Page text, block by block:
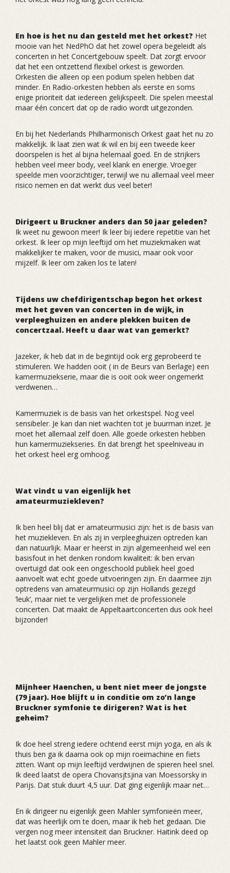
En hoe is het nu dan gesteld met het orkest? Het
mooie van het NedPhO dat het zowel opera begeleidt als
concerten in het Concertgebouw speelt. Dat zorgt ervoor
dat het een ontzettend flexibel orkest is geworden.
Orkesten die alleen op een podium spelen hebben dat
minder. En Radio-orkesten hebben als eerste en soms
enige prioriteit dat iedereen gelijkspeelt. Die spelen meestal
maar één concert dat op de radio wordt uitgezonden.
En bij het Nederlands Philharmonisch Orkest gaat het nu zo
makkelijk. Ik laat zien wat ik wil en bij een tweede keer
doorspelen is het al bijna helemaal goed. En de strijkers
hebben veel meer body, veel klank en energie. Vroeger
speelde men voorzichtiger, terwijl we nu allemaal veel meer
risico nemen en dat werkt dus veel beter!
Dirigeert u Bruckner anders dan 50 jaar geleden?
Ik weet nu gewoon meer! Ik leer bij iedere repetitie van het
orkest. Ik leer op mijn leeftijd om het muziekmaken wat
makkelijker te maken, voor de musici, maar ook voor
mijzelf. Ik leer om zaken los te laten!
Tijdens uw chefdirigentschap begon het orkest
met het geven van concerten in de wijk, in
verpleeghuizen en andere plekken buiten de
concertzaal. Heeft u daar wat van gemerkt?
Jazeker, ik heb dat in de begintijd ook erg geprobeerd te
stimuleren. We hadden ooit ( in de Beurs van Berlage) een
kamermuziekserie, maar die is ooit ook weer ongemerkt
verdwenen…
Kamermuziek is de basis van het orkestspel. Nog veel
sensibeler. Je kan dan niet wachten tot je buurman inzet. Je
moet het allemaal zelf doen. Alle goede orkesten hebben
hun kamermuziekseries. En dat brengt het speelniveau in
het orkest heel erg omhoog.
Wat vindt u van eigenlijk het
amateurmuziekleven?
Ik ben heel blij dat er amateurmusici zijn: het is de basis van
het muziekleven. En als zij in verpleeghuizen optreden kan
dan natuurlijk. Maar er heerst in zijn algemeenheid wel een
basisfout in het denken rondom kwaliteit: ik ben ervan
overtuigd dat ook een ongeschoold publiek heel goed
aanvoelt wat echt goede uitvoeringen zijn. En daarmee zijn
optredens van amateurmusici op zijn Hollands gezegd
‘leuk’, maar niet te vergelijken met de professionele
concerten. Dat maakt de Appeltaartconcerten dus ook heel
bijzonder!
Mijnheer Haenchen, u bent niet meer de jongste
(79 jaar). Hoe blijft u in conditie om zo’n lange
Bruckner symfonie te dirigeren? Wat is het
geheim?
Ik doe heel streng iedere ochtend eerst mijn yoga, en als ik
thuis ben ga ik daarna ook op mijn roeimachine en fiets
zitten. Want op mijn leeftijd verdwijnen de spieren heel snel.
Ik deed laatst de opera Chovansjtsjina van Moessorsky in
Parijs. Dat stuk duurt 4,5 uur. Dat ging eigenlijk maar net…
En ik dirigeer nu eigenlijk geen Mahler symfonieën meer,
dat was heerlijk om te doen, maar ik heb het gedaan. Die
vergen nog meer intensiteit dan Bruckner. Haitink deed op
het laatst ook geen Mahler meer.